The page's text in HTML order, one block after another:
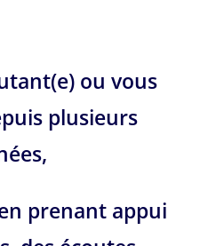
ou vous
plusieurs
prenant appui